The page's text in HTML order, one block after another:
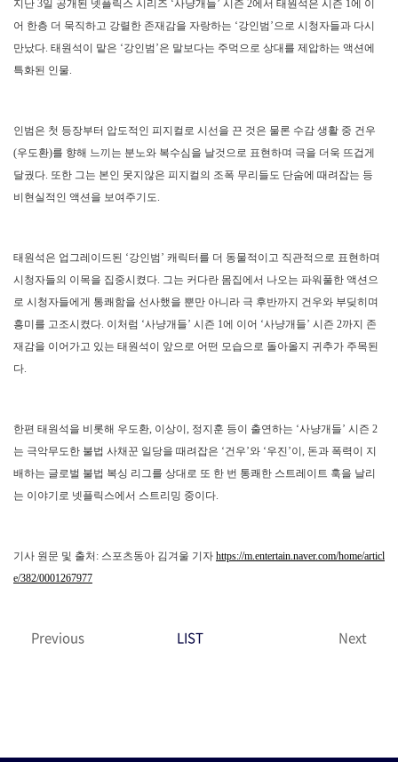
지난 3일 공개된 넷플릭스 시리즈 ‘사냥개들’ 시즌 2에서 태원석은 시즌 1에 이
어 한층 더 묵직하고 강렬한 존재감을 자랑하는 ‘강인범’으로 시청자들과 다시
만났다. 태원석이 맡은 ‘강인범’은 말보다는 주먹으로 상대를 제압하는 액션에
특화된 인물.
인범은 첫 등장부터 압도적인 피지컬로 시선을 끈 것은 물론 수감 생활 중 건우
(우도환)를 향해 느끼는 분노와 복수심을 날것으로 표현하며 극을 더욱 뜨겁게
달궜다. 또한 그는 본인 못지않은 피지컬의 조폭 무리들도 단숨에 때려잡는 등
비현실적인 액션을 보여주기도.
태원석은 업그레이드된 ‘강인범’ 캐릭터를 더 동물적이고 직관적으로 표현하며
시청자들의 이목을 집중시켰다. 그는 커다란 몸집에서 나오는 파워풀한 액션으
로 시청자들에게 통쾌함을 선사했을 뿐만 아니라 극 후반까지 건우와 부딪히며
흥미를 고조시켰다. 이처럼 ‘사냥개들’ 시즌 1에 이어 ‘사냥개들’ 시즌 2까지 존
재감을 이어가고 있는 태원석이 앞으로 어떤 모습으로 돌아올지 귀추가 주목된
다.
한편 태원석을 비롯해 우도환, 이상이, 정지훈 등이 출연하는 ‘사냥개들’ 시즌 2
는 극악무도한 불법 사채꾼 일당을 때려잡은 ‘건우’와 ‘우진’이, 돈과 폭력이 지
배하는 글로벌 불법 복싱 리그를 상대로 또 한 번 통쾌한 스트레이트 훅을 날리
는 이야기로 넷플릭스에서 스트리밍 중이다.
기사 원문 및 출처: 스포츠동아 김겨울 기자 https://m.entertain.naver.com/home/articl
e/382/0001267977
Previous LIST Next